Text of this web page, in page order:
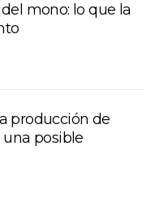
mono: lo que la
producción de
posible